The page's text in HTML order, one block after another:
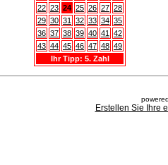
22 23 24 25 26 27 28
29 30 31 32 33 34 35
36 37 38 39 40 41
42
43 44 45 46 47 48 49
Ihr Tipp: 5. Zahl
Erstellen Sie Ihre